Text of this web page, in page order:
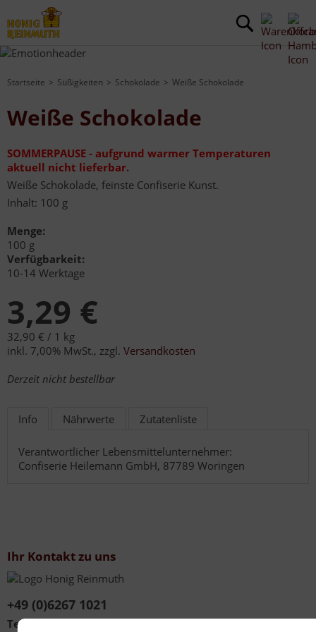
Startseite Süßigkeiten Schokolade Weiße Schokolade
Weiße Schokolade
SOMMERPAUSE - aufgrund warmer Temperaturen
aktuell nicht lieferbar.
Weiße Schokolade, feinste Confiserie Kunst.
Inhalt: 100 g
Menge:
100 g
Verfügbarkeit:
10-14 Werktage
3,29 €
32,90 € / 1 kg
inkl. 7,00% MwSt., zzgl. Versandkosten
Derzeit nicht bestellbar
Info Nährwerte Zutatenliste
Verantwortlicher Lebensmittelunternehmer:
Confiserie Heilemann GmbH, 87789 Woringen
Ihr Kontakt zu uns
+49 (0)6267 1021
Telefonzeiten